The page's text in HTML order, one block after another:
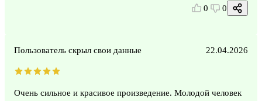
0 0
Пользователь скрыл свои данные 22.04.2026
Очень сильное и красивое произведение. Молодой человек